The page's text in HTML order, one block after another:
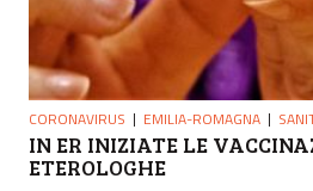
CORONAVIRUS EMILIA-ROMAGNA
IN ER INIZIATE LE
ETEROLOGHE